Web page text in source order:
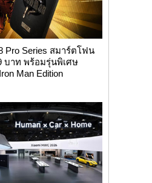
Pro Series สมาร์ตโฟน
บาท พร้อมรุ่นพิเศษ
Man Edition